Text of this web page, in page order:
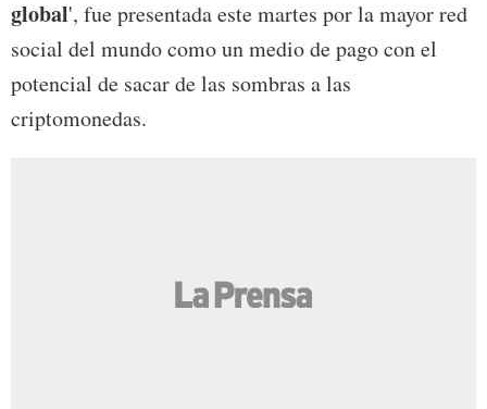
global', fue presentada este martes por la mayor red
social del mundo como un medio de pago con el
potencial de sacar de las sombras a las
criptomonedas.